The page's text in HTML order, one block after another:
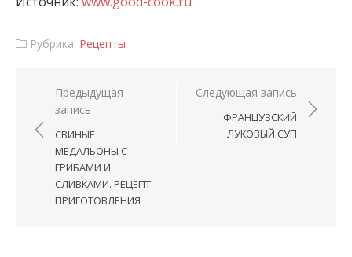
Рубрика: Рецепты
Навигация по записям
Предыдущая
запись
СВИНЫЕ
МЕДАЛЬОНЫ С
ГРИБАМИ И
СЛИВКАМИ. РЕЦЕПТ
ПРИГОТОВЛЕНИЯ
Следующая запись
ФРАНЦУЗСКИЙ
ЛУКОВЫЙ СУП